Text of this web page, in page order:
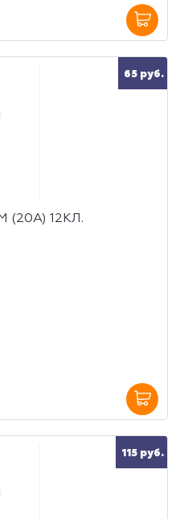
65 руб.
12КЛ.
115 руб.